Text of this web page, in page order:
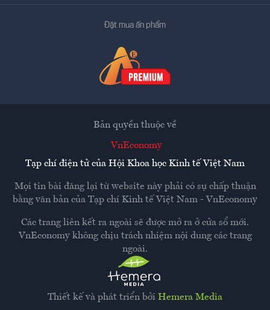
Đặt mua ấn phẩm
Thiết kế và phát triển bởi Hemera Media
Bản quyền thuộc về
VnEconomy
Tạp chí điện tử của Hội Khoa học Kinh tế Việt Nam
Mọi tin bài đăng lại từ website này phải có sự chấp thuận
bằng văn bản của Tạp chí Kinh tế Việt Nam - VnEconomy
Các trang liên kết ra ngoài sẽ được mở ra ở cửa sổ mới.
VnEconomy không chịu trách nhiệm nội dung các trang
ngoài.